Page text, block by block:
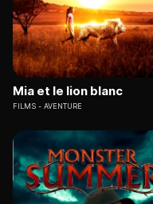
Mia et le lion blanc
FILMS AVENTURE